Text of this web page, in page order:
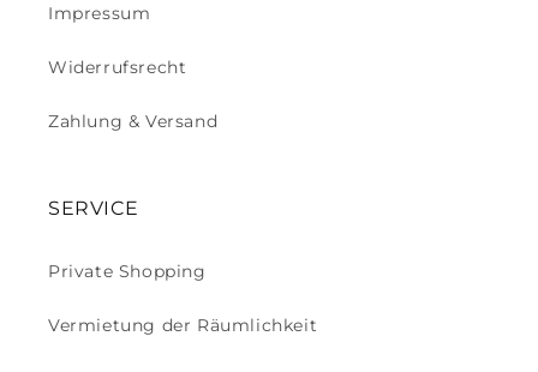
Impressum
Widerrufsrecht
Zahlung & Versand
SERVICE
Private Shopping
Vermietung der Räumlichkeit